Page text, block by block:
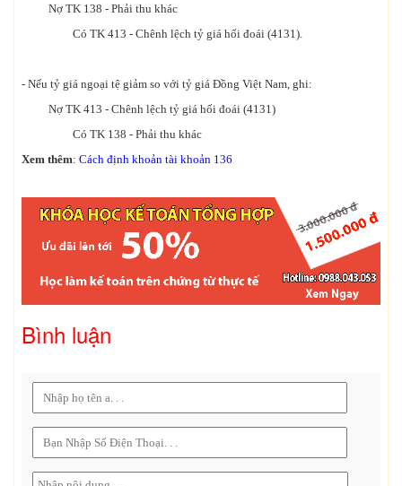
Nợ TK 138 - Phải thu khác
Có TK 413 - Chênh lệch tỷ giá hối đoái (4131).
- Nếu tỷ giá ngoại tệ giảm so với tỷ giá Đồng Việt Nam, ghi:
Nợ TK 413 - Chênh lệch tỷ giá hối đoái (4131)
Có TK 138 - Phải thu khác
Xem thêm: Cách định khoản tài khoản 136
Bình luận